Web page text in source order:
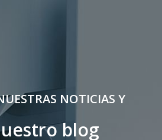
NOTICIAS Y
blog